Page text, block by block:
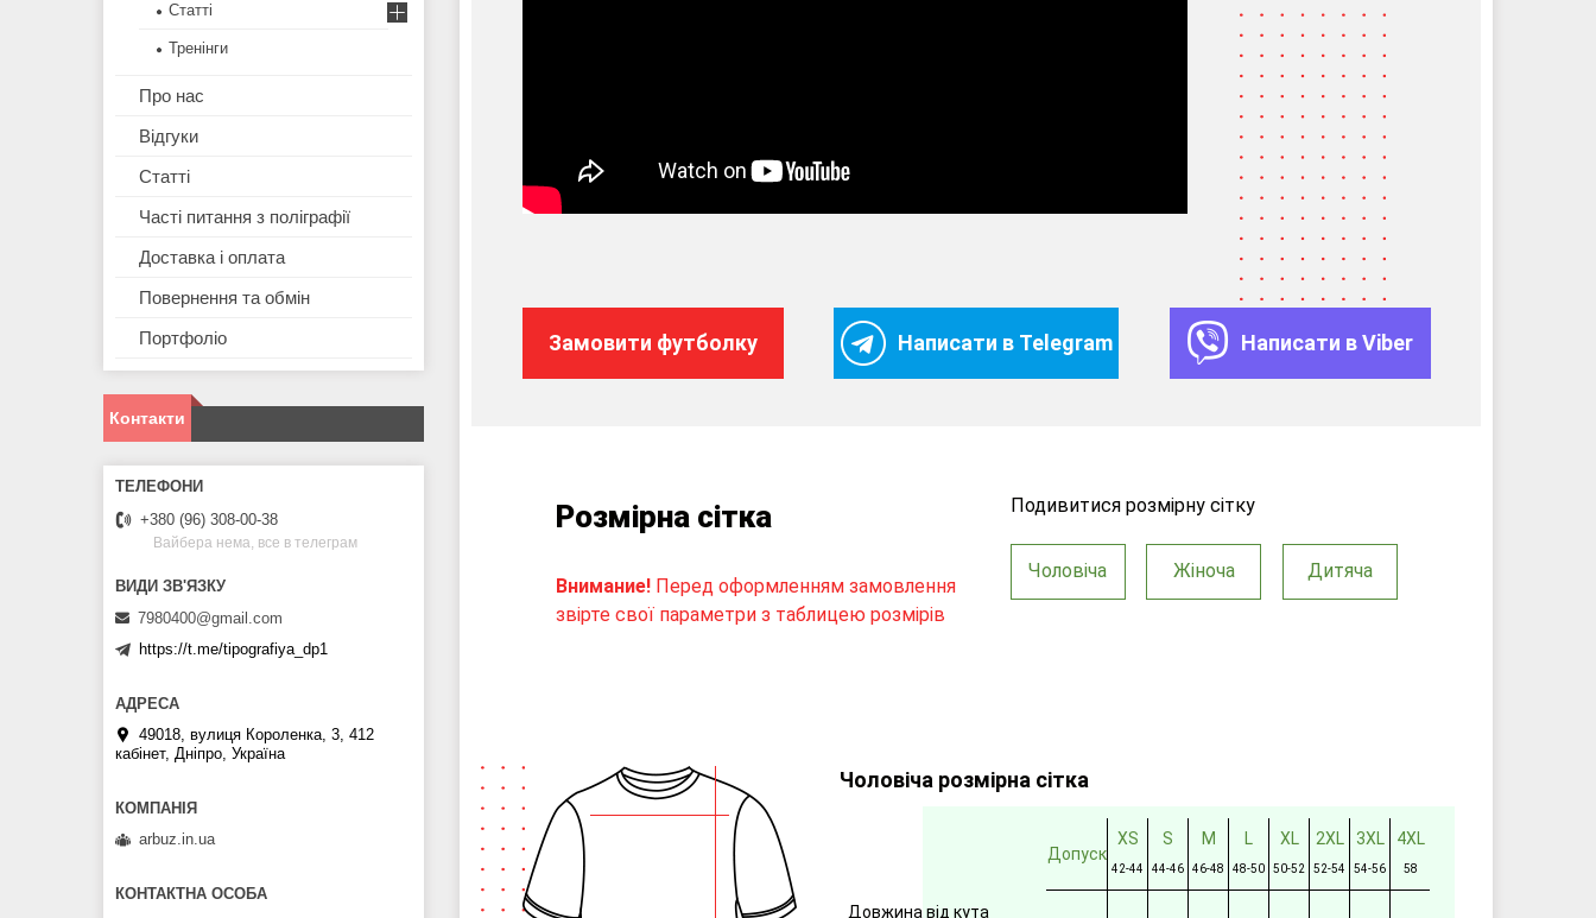
Замовити футболку Написати в Telegram Написати в Viber
Розмірна сітка
Внимание! Перед оформленням замовлення
звірте свої параметри з таблицею розмірів
Подивитися розмірну сітку
Чоловіча Жіноча Дитяча
Чоловіча розмірна сітка
Допуск
XS
42-44
S
44-46
M
46-48
L
48-50
XL
50-52
2XL
52-54
3XL
54-56
4XL
58
Довжина від кута
Статті
Тренінги
Про нас
Відгуки
Статті
Часті питання з поліграфії
Доставка і оплата
Повернення та обмін
Портфоліо
Контакти
+380 (96) 308-00-38
Вайбера нема, все в телеграм
7980400@gmail.com
https://t.me/tipografiya_dp1
49018, вулиця Короленка, 3, 412
кабінет, Дніпро, Україна
arbuz.in.ua